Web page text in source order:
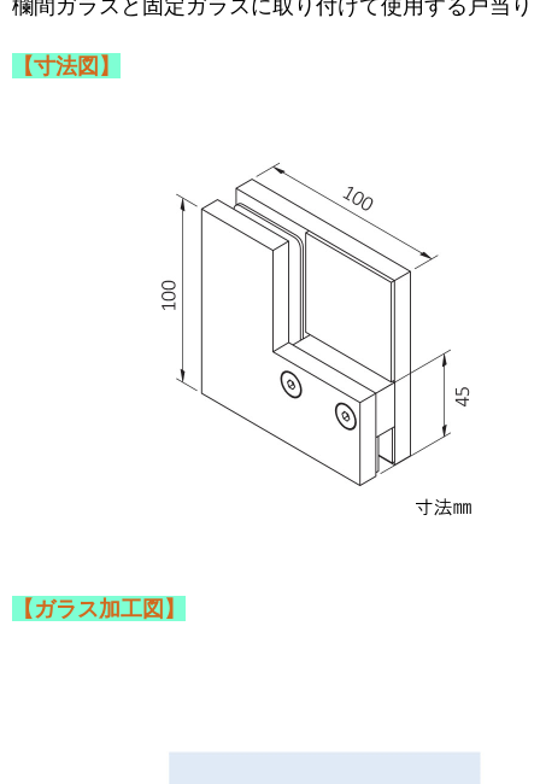
欄間ガラスと固定ガラスに取り付けて使用する戸当り
【寸法図】
【ガラス加工図】